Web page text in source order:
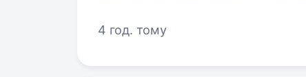
4 год. тому